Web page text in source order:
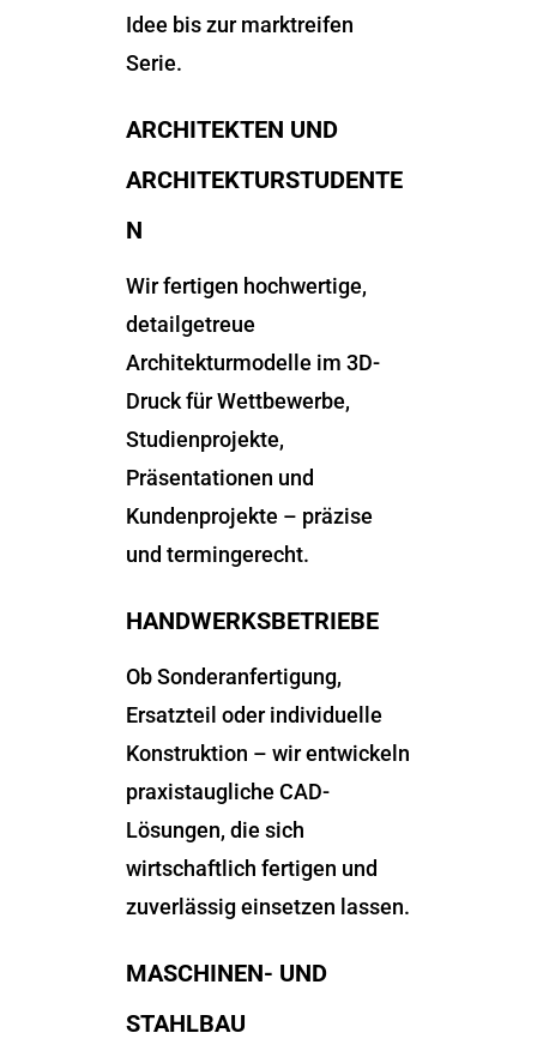
Idee bis zur marktreifen
Serie.
ARCHITEKTEN UND
ARCHITEKTURSTUDENTE
N
Wir fertigen hochwertige,
detailgetreue
Architekturmodelle im 3D-
Druck für Wettbewerbe,
Studienprojekte,
Präsentationen und
Kundenprojekte – präzise
und termingerecht.
HANDWERKSBETRIEBE
Ob Sonderanfertigung,
Ersatzteil oder individuelle
Konstruktion – wir entwickeln
praxistaugliche CAD-
Lösungen, die sich
wirtschaftlich fertigen und
zuverlässig einsetzen lassen.
MASCHINEN- UND
STAHLBAU